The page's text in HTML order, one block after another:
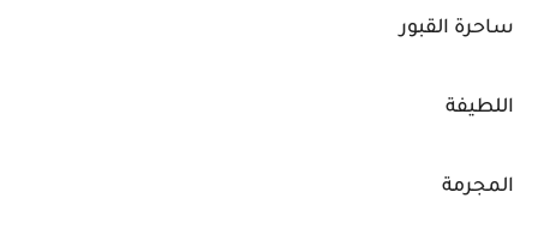
ساحرة القبور
اللطيفة
المجرمة